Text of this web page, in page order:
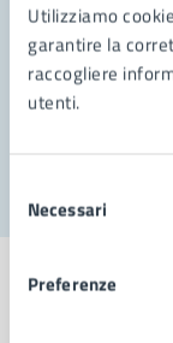
Utilizziamo
garantire la
raccogliere
utenti.
delNecessari
Preferenze
Prenota
Problemi in